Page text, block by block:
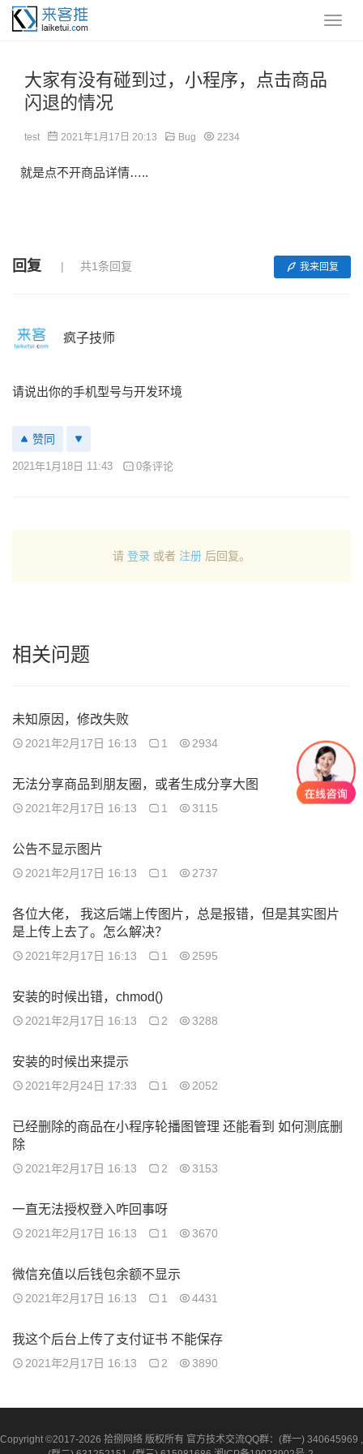
大家有没有碰到过，小程序，点击商品
闪退的情况
test 2021年1月17日 20:13 Bug 2234
就是点不开商品详情…..
回复 共1条回复 我来回复
疯子技师
请说出你的手机型号与开发环境
赞同
2021年1月18日 11:43 0条评论
请 登录 或者 注册 后回复。
相关问题
未知原因，修改失败
2021年2月17日 16:13 1 2934
无法分享商品到朋友圈，或者生成分享大图
2021年2月17日 16:13 1 3115
公告不显示图片
2021年2月17日 16:13 1 2737
各位大佬， 我这后端上传图片，总是报错，但是其实图片
是上传上去了。怎么解决？
2021年2月17日 16:13 1 2595
安装的时候出错，chmod()
2021年2月17日 16:13 2 3288
安装的时候出来提示
2021年2月24日 17:33 1 2052
已经删除的商品在小程序轮播图管理 还能看到 如何测底删
除
2021年2月17日 16:13 2 3153
一直无法授权登入咋回事呀
2021年2月17日 16:13 1 3670
微信充值以后钱包余额不显示
2021年2月17日 16:13 1 4431
我这个后台上传了支付证书 不能保存
2021年2月17日 16:13 2 3890
Copyright ©2017-2026 拾捌网络 版权所有 官方技术交流QQ群：(群一) 340645969 ,